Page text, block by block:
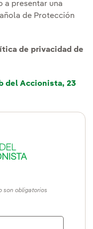
son obligatorios
a presentar una
de Protección
de privacidad de
del Accionista, 23